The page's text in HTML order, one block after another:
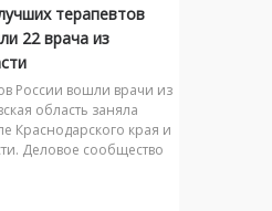
терапевтов
22 врача из
России вошли врачи из
область заняла
Краснодарского края и
Деловое сообщество